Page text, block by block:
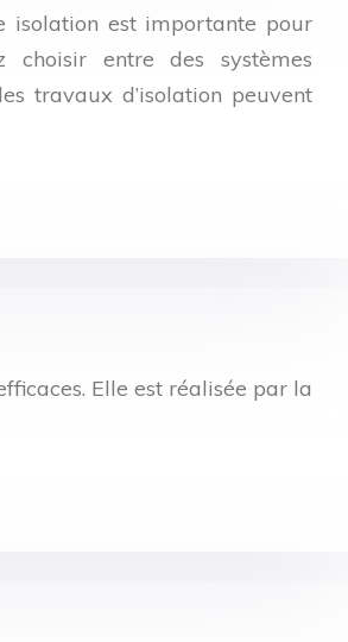
isolation est importante pour
choisir entre des systèmes
travaux d’isolation peuvent
Elle est réalisée par la